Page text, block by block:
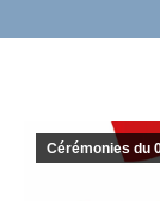
Cérémonies du